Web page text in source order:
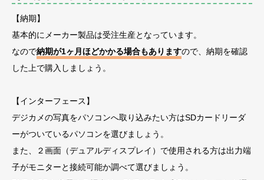
【納期】
基本的にメーカー製品は受注生産となっています。
なので納期が1ヶ月ほどかかる場合もありますので、納期を確認
した上で購入しましょう。
【インターフェース】
デジカメの写真をパソコンへ取り込みたい方はSDカードリーダ
ーがついているパソコンを選びましょう。
また、２画面（デュアルディスプレイ）で使用される方は出力端
子がモニターと接続可能か調べて選びましょう。